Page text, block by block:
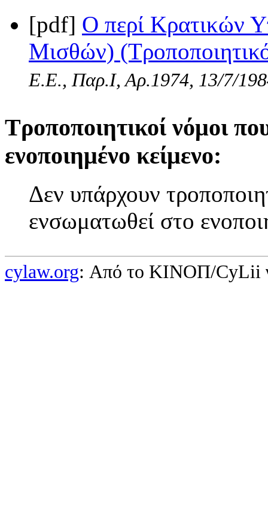
[pdf] Ο περί Κρατικών
Μισθών)
Ε.Ε., Παρ.Ι, Αρ.1974, 13/7/
Τροποποιητικοί νόμοι
ενοποιημένο κείμενο:
Δεν υπάρχουν
ενσωματωθεί στο
cylaw.org: Από το ΚΙΝOΠ/CyLii